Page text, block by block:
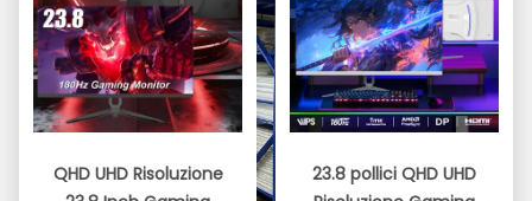
QHD UHD Risoluzione
23.8 pollici QHD UHD